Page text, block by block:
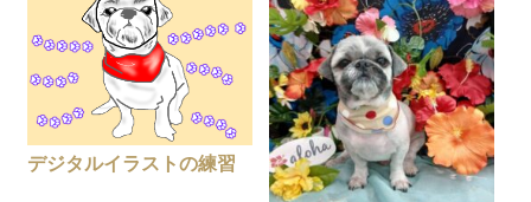
デジタルイラストの練習